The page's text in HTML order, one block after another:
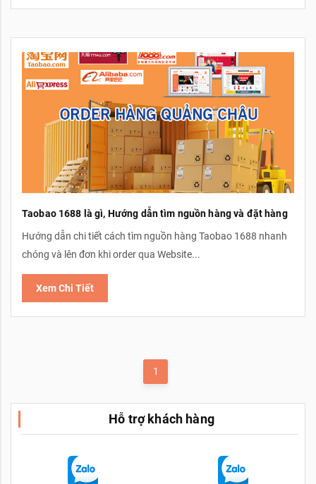
Taobao 1688 là gì, Hướng dẫn tìm nguồn hàng và đặt hàng
Hướng dẫn chi tiết cách tìm nguồn hàng Taobao 1688 nhanh
chóng và lên đơn khi order qua Website...
Xem Chi Tiết
1
Hỗ trợ khách hàng